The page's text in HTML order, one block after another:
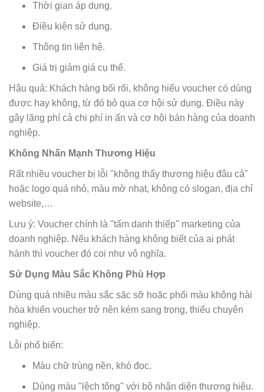
Thời gian áp dụng.
Điều kiện sử dụng.
Thông tin liên hệ.
Giá trị giảm giá cụ thể.
Hậu quả: Khách hàng bối rối, không hiểu voucher có dùng
được hay không, từ đó bỏ qua cơ hội sử dụng. Điều này
gây lãng phí cả chi phí in ấn và cơ hội bán hàng của doanh
nghiệp.
Không Nhấn Mạnh Thương Hiệu
Rất nhiều voucher bị lỗi "không thấy thương hiệu đâu cả"
hoặc logo quá nhỏ, màu mờ nhạt, không có slogan, địa chỉ
website,…
Lưu ý: Voucher chính là "tấm danh thiếp" marketing của
doanh nghiệp. Nếu khách hàng không biết của ai phát
hành thì voucher đó coi như vô nghĩa.
Sử Dụng Màu Sắc Không Phù Hợp
Dùng quá nhiều màu sắc sặc sỡ hoặc phối màu không hài
hòa khiến voucher trở nên kém sang trọng, thiếu chuyên
nghiệp.
Lỗi phổ biến:
Màu chữ trùng nền, khó đọc.
Dùng màu "lệch tông" với bộ nhận diện thương hiệu.